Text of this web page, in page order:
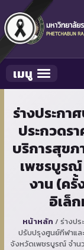
Toggle
เมนู
ร่างประกา
ประกวดร
บริการสุขภ
เพชรบูร
งาน (ครั้
อิเล็
หน้าหลัก / ร่างปร
ปรับปรุงศูนย์กีฬาแล
จังหวัดเพชรบูรณ์ จำน